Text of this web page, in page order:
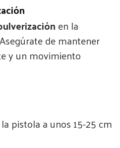
en la
de mantener
y un movimiento
pistola a unos 15-25 cm